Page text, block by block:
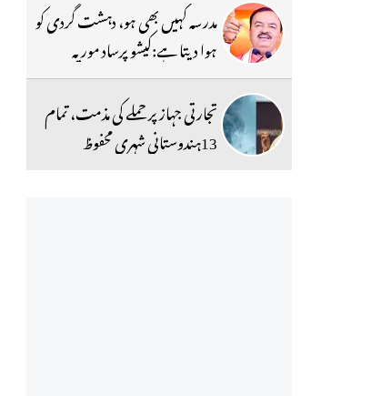
مدرسہ کہیں بھی ہو، دہشت گردی کو
ہوا دیتا ہے:کیشو پرساد موریہ
تجارتی جہاز پر حملے کی مذمت، تمام
13ہندوستانی شہری محفوظ